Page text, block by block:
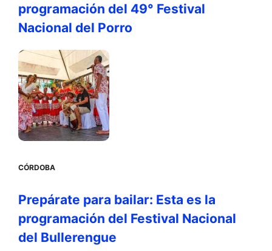
programación del 49° Festival
Nacional del Porro
CÓRDOBA
Prepárate para bailar: Esta es la
programación del Festival Nacional
del Bullerengue